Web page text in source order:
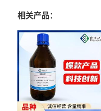
相关产品：